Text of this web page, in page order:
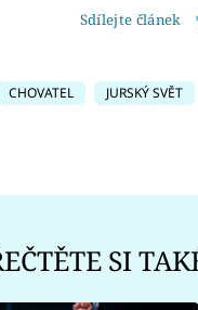
Sdílejte článek
CHOVATEL
JURSKÝ SVĚT
SI